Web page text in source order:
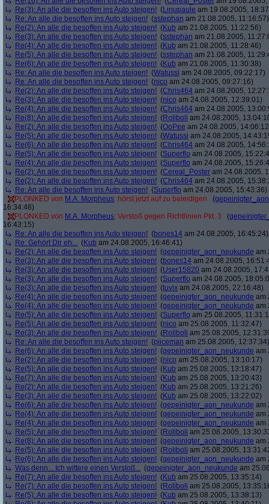
Re(3): An alle die besoffen ins Auto steigen! (Linupaule am 19.08.2005,
Re: An alle die besoffen ins Auto steigen! (sstephan am 21.08.2005, 11:16:57)
Re(2): An alle die besoffen ins Auto steigen! (Kub am 21.08.2005, 11:22:56)
Re(3): An alle die besoffen ins Auto steigen! (sstephan am 21.08.2005,
Re(4): An alle die besoffen ins Auto steigen! (Kub am 21.08.2005, 11:28:46)
Re(5): An alle die besoffen ins Auto steigen! (sstephan am 21.08.2005,
Re(6): An alle die besoffen ins Auto steigen! (Kub am 21.08.2005, 11:30:38)
Re: An alle die besoffen ins Auto steigen! (Watussi am 24.08.2005, 09:22:17)
Re: An alle die besoffen ins Auto steigen! (nico am 24.08.2005, 09:27:16)
Re(2): An alle die besoffen ins Auto steigen! (Chris464 am 24.08.2005,
Re(3): An alle die besoffen ins Auto steigen! (nico am 24.08.2005, 12:39:01)
Re(4): An alle die besoffen ins Auto steigen! (Chris464 am 24.08.2005,
Re(8): An alle die besoffen ins Auto steigen! (Roliboli am 24.08.2005,
Re(2): An alle die besoffen ins Auto steigen! (OoPee am 24.08.2005,
Re(5): An alle die besoffen ins Auto steigen! (Watussi am 24.08.2005,
Re(6): An alle die besoffen ins Auto steigen! (Chris464 am 24.08.2005,
Re(5): An alle die besoffen ins Auto steigen! (Superflo am 24.08.2005,
Re(4): An alle die besoffen ins Auto steigen! (Superflo am 24.08.2005,
Re(2): An alle die besoffen ins Auto steigen! (Cereal_Poster am 24.08.2005,
Re(2): An alle die besoffen ins Auto steigen! (Chris464 am 24.08.2005,
Re: An alle die besoffen ins Auto steigen! (Superflo am 24.08.2005, 15:43:36)
PLONKED von M.A. Morpheus: hörst jetzt auf zu beleidigen (
16:34:48)
PLONKED von M.A. Morpheus: Verstoß gegen Richtlinien Pkt. 3 (
16:43:15)
Re: An alle die besoffen ins Auto steigen! (bones14 am 24.08.2005, 16:45:24)
Re: Gehört Dir eh... (Kub am 24.08.2005, 16:46:41)
Re(2): An alle die besoffen ins Auto steigen! (gepeinigter_aon_neukunde am
Re(3): An alle die besoffen ins Auto steigen! (bones14 am 24.08.2005,
Re(3): An alle die besoffen ins Auto steigen! (User15820 am 24.08.2005,
Re(3): An alle die besoffen ins Auto steigen! (Superflo am 24.08.2005,
Re(3): An alle die besoffen ins Auto steigen! (tuvix am 24.08.2005, 22:16:48)
Re(4): An alle die besoffen ins Auto steigen! (gepeinigter_aon_neukunde am
Re(4): An alle die besoffen ins Auto steigen! (gepeinigter_aon_neukunde am
Re(5): An alle die besoffen ins Auto steigen! (Superflo am 25.08.2005,
Re(5): An alle die besoffen ins Auto steigen! (nico am 25.08.2005, 11:32:47)
Re(3): An alle die besoffen ins Auto steigen! (Roliboli am 25.08.2005,
Re: An alle die besoffen ins Auto steigen! (piiceman am 25.08.2005, 12:37:34)
Re(6): An alle die besoffen ins Auto steigen! (gepeinigter_aon_neukunde am
Re(2): An alle die besoffen ins Auto steigen! (nico am 25.08.2005, 13:10:17)
Re(5): An alle die besoffen ins Auto steigen! (Kub am 25.08.2005, 13:18:47)
Re(7): An alle die besoffen ins Auto steigen! (Kub am 25.08.2005, 13:20:43)
Re(2): An alle die besoffen ins Auto steigen! (Kub am 25.08.2005, 13:21:26)
Re(3): An alle die besoffen ins Auto steigen! (Kub am 25.08.2005, 13:22:02)
Re(6): An alle die besoffen ins Auto steigen! (gepeinigter_aon_neukunde am
Re(4): An alle die besoffen ins Auto steigen! (gepeinigter_aon_neukunde am
Re(4): An alle die besoffen ins Auto steigen! (gepeinigter_aon_neukunde am
Re(5): An alle die besoffen ins Auto steigen! (Roliboli am 25.08.2005,
Re(8): An alle die besoffen ins Auto steigen! (gepeinigter_aon_neukunde am
Re(5): An alle die besoffen ins Auto steigen! (Roliboli am 25.08.2005,
Re(6): An alle die besoffen ins Auto steigen! (gepeinigter_aon_neukunde am
Was denn... Ich wittere einen Verstoß... (gepeinigter_aon_neukunde am
Re(7): An alle die besoffen ins Auto steigen! (Kub am 25.08.2005, 13:35:14)
Re(7): An alle die besoffen ins Auto steigen! (Roliboli am 25.08.2005,
Re(5): An alle die besoffen ins Auto steigen! (Kub am 25.08.2005, 13:38:13)